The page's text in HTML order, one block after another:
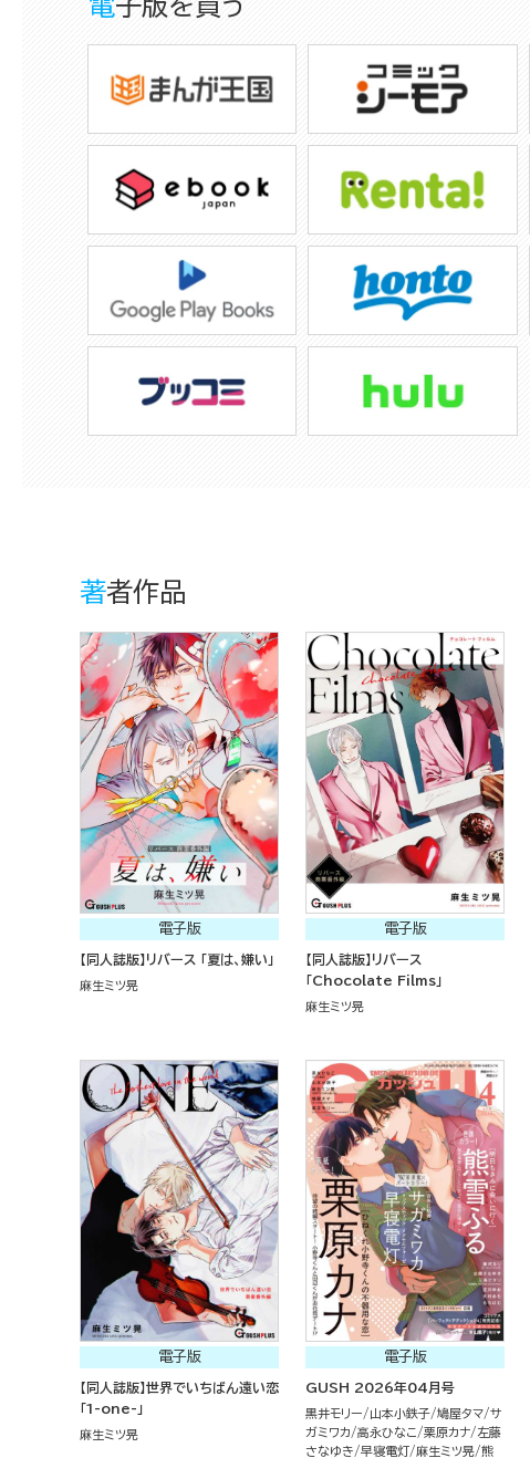
電子版を買う
著者作品
電子版
【同人誌版】リバース 「夏は、嫌い」
麻生ミツ晃
電子版
【同人誌版】リバース
「Chocolate Films」
麻生ミツ晃
電子版
【同人誌版】世界でいちばん遠い恋
「1-one-」
麻生ミツ晃
電子版
GUSH 2026年04月号
黒井モリー 山本小鉄子 鳩屋タマ サ
ガミワカ
高永ひなこ 栗原カナ
左藤
さなゆき
早寝電灯 麻生ミツ晃 熊